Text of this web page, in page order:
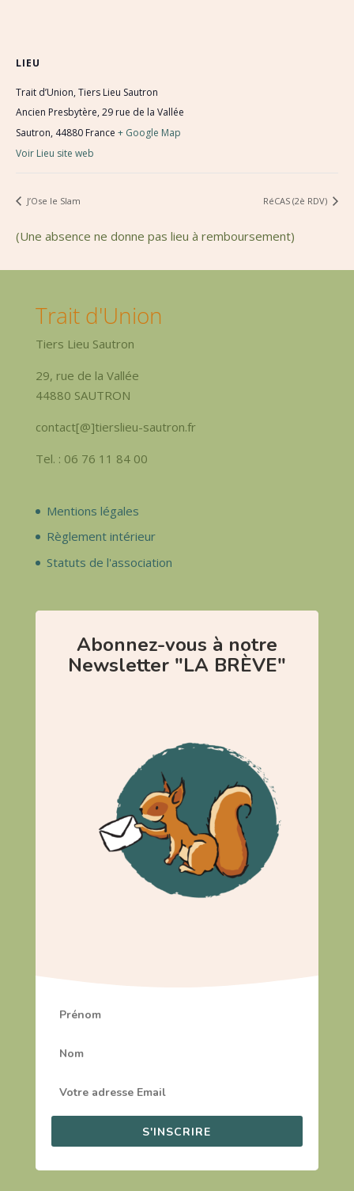
LIEU
Trait d’Union, Tiers Lieu Sautron
Ancien Presbytère, 29 rue de la Vallée
Sautron, 44880 France + Google Map
Voir Lieu site web
J’Ose le Slam RéCAS (2è RDV)
(Une absence ne donne pas lieu à remboursement)
Trait d'Union
Tiers Lieu Sautron
29, rue de la Vallée
44880 SAUTRON
contact[@]tierslieu-sautron.fr
Tel. : 06 76 11 84 00
Mentions légales
Règlement intérieur
Statuts de l'association
Abonnez-vous à notre
Newsletter "LA BRÈVE"
S'INSCRIRE